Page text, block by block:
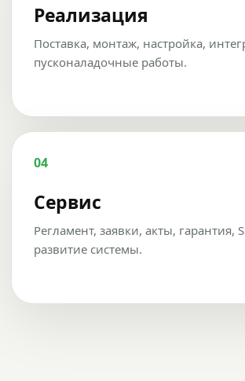
Реализация
Поставка, монтаж, настройка,
пусконаладочные работы.
04
Сервис
Регламент, заявки, акты, гарантия,
развитие системы.